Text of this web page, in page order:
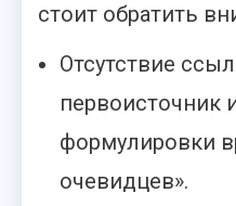
стоит обратить
Отсутствие
первоисточник
формулировки
очевидцев».